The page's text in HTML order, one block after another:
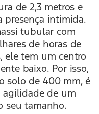
de 2,3 metros e
presença intimida.
tubular com
de horas de
ele tem um centro
baixo. Por isso,
solo de 400 mm, é
agilidade de um
seu tamanho.